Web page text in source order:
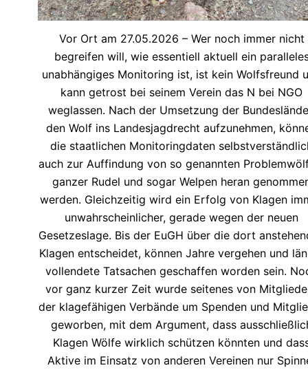
Vor Ort am 27.05.2026 – Wer noch immer nicht
begreifen will, wie essentiell aktuell ein
unabhängiges Monitoring ist, ist kein Wolfsfreund
kann getrost bei seinem Verein das N bei NGO
weglassen. Nach der Umsetzung der
den Wolf ins Landesjagdrecht aufzunehmen,
die staatlichen Monitoringdaten
auch zur Auffindung von so genannten
ganzer Rudel und sogar Welpen heran
werden. Gleichzeitig wird ein Erfolg von Klagen
unwahrscheinlicher, gerade wegen der neuen
Gesetzeslage. Bis der EuGH über die dort
Klagen entscheidet, können Jahre vergehen und
vollendete Tatsachen geschaffen worden sein.
vor ganz kurzer Zeit wurde seitenes von
der klagefähigen Verbände um Spenden und
geworben, mit dem Argument, dass
Klagen Wölfe wirklich schützen könnten und
Aktive im Einsatz von anderen Vereinen nur